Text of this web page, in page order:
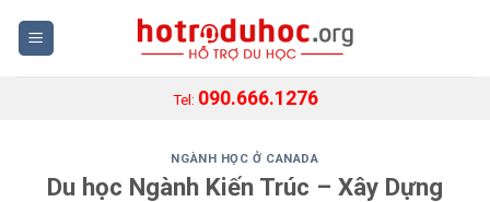
Tel: 090.666.1276
NGÀNH HỌC Ở CANADA
Du học Ngành Kiến Trúc – Xây Dựng